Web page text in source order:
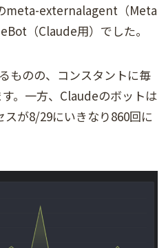
meta-externalagent（Meta
（Claude用）でした。
ものの、コンスタントに毎
。一方、Claudeのボットは
が8/29にいきなり860回に